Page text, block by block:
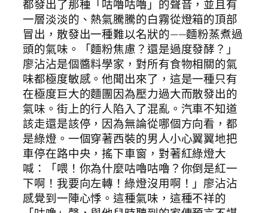
都發出了那種「咕嚕咕嚕」的聲音，並且有
一層淡淡的、熱氣騰騰的白霧從燈箱的頂部
冒出，散發出一種難以名狀的——麵粉蒸煮過
頭的氣味。「麵粉焦慮？還是過度發酵？」
廖沾沾是個醬料學家，對所有食物相關的氣
味都極度敏感。他聞出來了，這是一種只有
在極度巨大的麵團因為壓力過大而散發出的
氣味。街上的行人陷入了混亂。汽車不知道
該走還是該停，因為無論從哪個方向看，都
是綠燈。一個穿著西裝的男人小心翼翼地把
車停在路中央，搖下車窗，對著紅綠燈大
喊：「喂！你為什麼咕嚕咕嚕？你倒是紅一
下啊！我要向左轉！綠燈沒用啊！」廖沾沾
感覺到一陣心悸。這種氣味，這種不祥的